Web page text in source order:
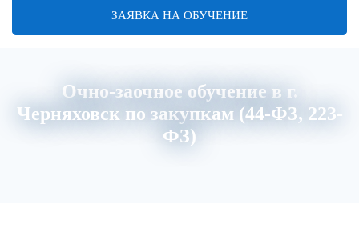
ЗАЯВКА НА ОБУЧЕНИЕ
Очно-заочное обучение в г.
Черняховск по закупкам (44-ФЗ, 223-
ФЗ)